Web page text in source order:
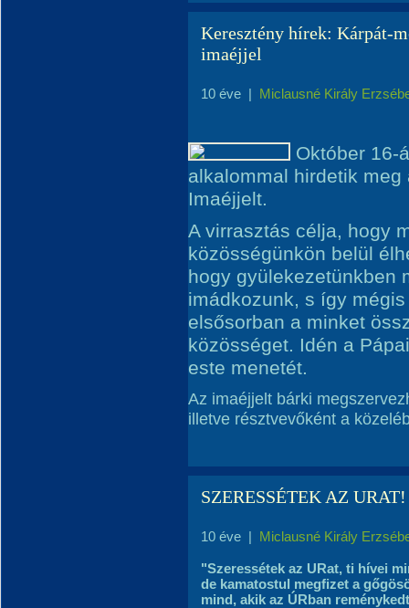
Keresztény hírek: Kárpát-
imaéjjel
10 éve | Miclausné Király
Október 16-
alkalommal hirdetik
Imaéjjelt.
A virrasztás célja, hogy
közösségünkön belül
hogy gyülekezetünkben
imádkozunk, s így
elsősorban a minket
közösséget. Idén a
este menetét.
Az imaéjjelt bárki
illetve résztvevőként a
SZERESSÉTEK AZ URAT!
10 éve | Miclausné Király
"Szeressétek az URat, ti hívei
de kamatostul megfizet a
mind, akik az ÚRban